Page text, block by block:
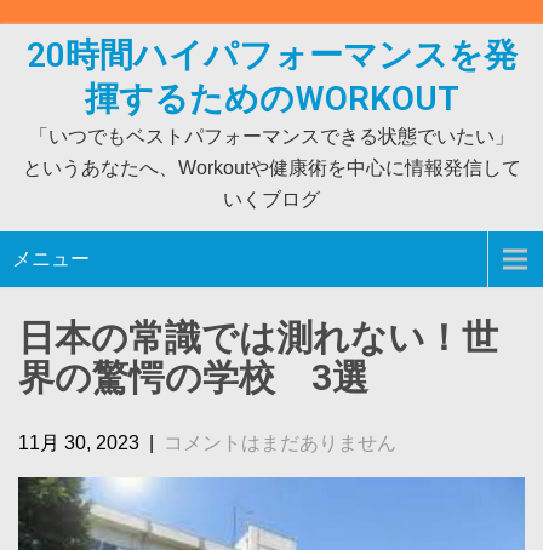
20時間ハイパフォーマンスを発
揮するためのWORKOUT
「いつでもベストパフォーマンスできる状態でいたい」
というあなたへ、Workoutや健康術を中心に情報発信して
いくブログ
メニュー
日本の常識では測れない！世
界の驚愕の学校 3選
11月 30, 2023 コメントはまだありません